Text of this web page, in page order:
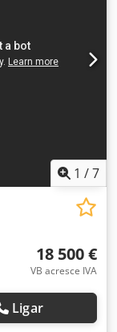
1 /7
18 500 €
VB acresce IVA
Ligar